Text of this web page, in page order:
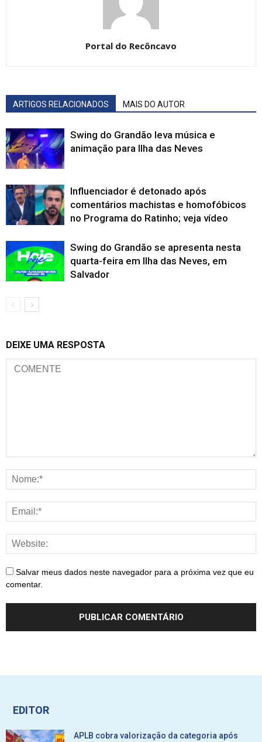
Portal do Recôncavo
ARTIGOS RELACIONADOS MAIS DO AUTOR
Swing do Grandão leva música e
animação para Ilha das Neves
Influenciador é detonado após
comentários machistas e homofóbicos
no Programa do Ratinho; veja vídeo
Swing do Grandão se apresenta nesta
quarta-feira em Ilha das Neves, em
Salvador
DEIXE UMA RESPOSTA
Salvar meus dados neste navegador para a próxima vez que eu
comentar.
EDITOR
APLB cobra valorização da categoria após